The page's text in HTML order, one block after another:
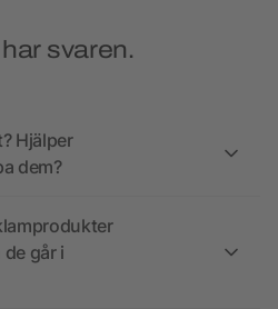
svaren.
Hjälper
dem?
går i